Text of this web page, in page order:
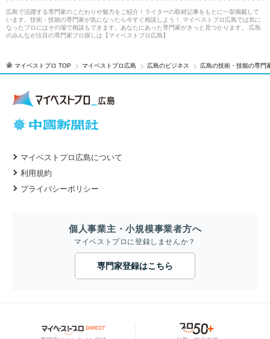
広島で活躍する専門家のこだわりや魅力をご紹介！ライターの取材記事をもとに一挙掲載して
います。技術・技能の専門家が気になったら今すぐ相談しよう！ マイベストプロ広島では気に
なったプロにはその場で相談もできます。あなたにあった専門家がきっと見つかります。 広島
のみんなが注目の専門家プロ探しは【マイベストプロ広島】
マイベストプロ TOP マイベストプロ広島 広島のビジネス 広島の技術・技能の専門
マイベストプロ広島について
利用規約
プライバシーポリシー
個人事業主・小規模事業者方へ
マイベストプロに登録しませんか？
専門家登録はこちら